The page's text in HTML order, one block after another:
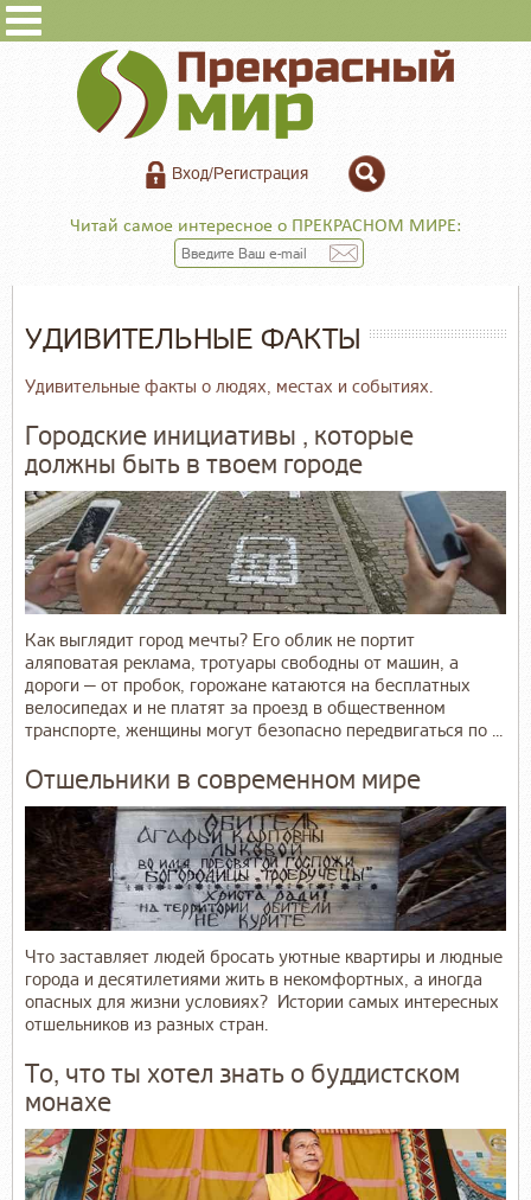
Вход/Регистрация
Читай самое интересное о ПРЕКРАСНОМ МИРЕ:
УДИВИТЕЛЬНЫЕ ФАКТЫ
Удивительные факты о людях, местах и событиях.
Городские инициативы , которые
должны быть в твоем городе
Как выглядит город мечты? Его облик не портит
аляповатая реклама, тротуары свободны от машин, а
дороги — от пробок, горожане катаются на бесплатных
велосипедах и не платят за проезд в общественном
транспорте, женщины могут безопасно передвигаться по ...
Отшельники в современном мире
Что заставляет людей бросать уютные квартиры и людные
города и десятилетиями жить в некомфортных, а иногда
опасных для жизни условиях? Истории самых интересных
отшельников из разных стран.
То, что ты хотел знать о буддистском
монахе